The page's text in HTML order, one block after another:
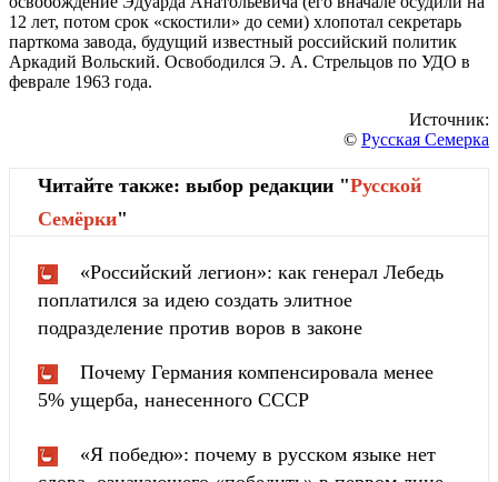
12 лет, потом срок «скостили» до семи) хлопотал секретарь
парткома завода, будущий известный российский политик
Аркадий Вольский. Освободился Э. А. Стрельцов по УДО в
феврале 1963 года.
Источник:
© Русская Семерка
Читайте также: выбор редакции "Русской
Cемёрки"
«Российский легион»: как генерал Лебедь
поплатился за идею создать элитное
подразделение против воров в законе
Почему Германия компенсировала менее
5% ущерба, нанесенного СССР
«Я победю»: почему в русском языке нет